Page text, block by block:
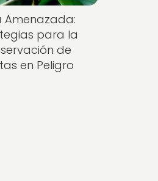
Amenazada:
para la
de
en Peligro